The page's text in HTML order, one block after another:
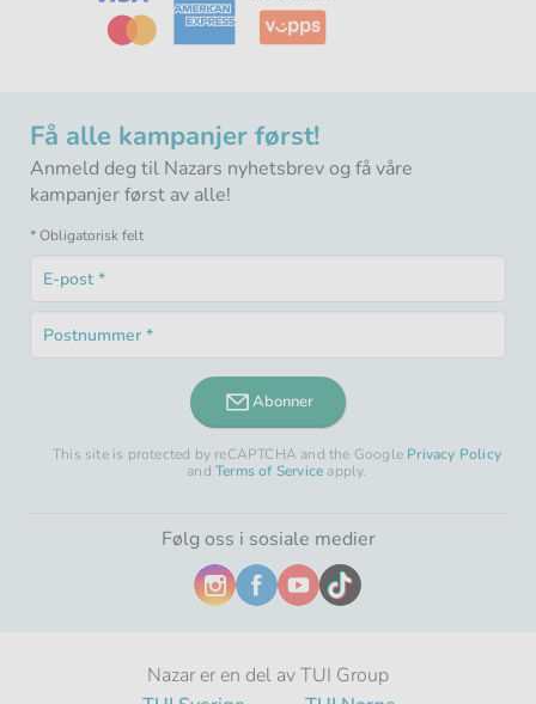
Nazar er en del av TUI Group
Få alle kampanjer først!
Anmeld deg til Nazars nyhetsbrev og få våre
kampanjer først av alle!
* Obligatorisk felt
E-
post
felt
Postnummer
Obligatorisk
Abonner
This site is protected by reCAPTCHA and the Google Privacy Policy
andTerms of Service apply.
Følg oss i sosiale medier